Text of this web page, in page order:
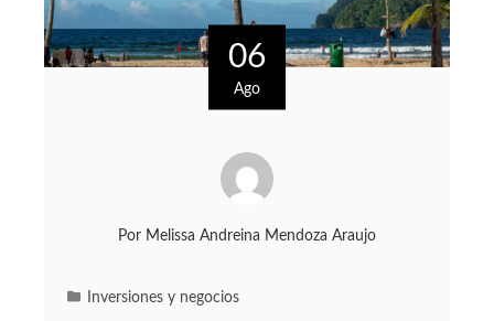
06
Ago
Por Melissa Andreina Mendoza Araujo
Inversiones y negocios